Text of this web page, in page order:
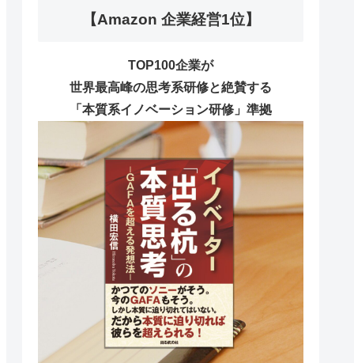
【Amazon 企業経営1位】
TOP100企業が
世界最高峰の思考系研修と絶賛する
「本質系イノベーション研修」準拠